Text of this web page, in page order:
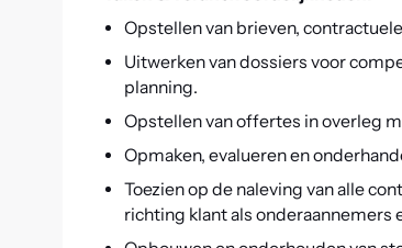
Opstellen van brieven,
Uitwerken van dossiers voor
planning.
Opstellen van offertes in overleg
Opmaken, evalueren en
Toezien op de naleving van alle
richting klant als onderaannemers